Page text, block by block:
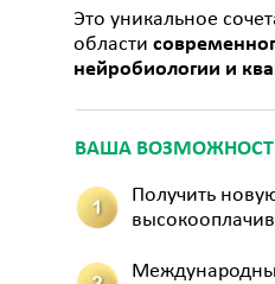
Это уникальное
области
нейробиологии и
ВАША
Получить